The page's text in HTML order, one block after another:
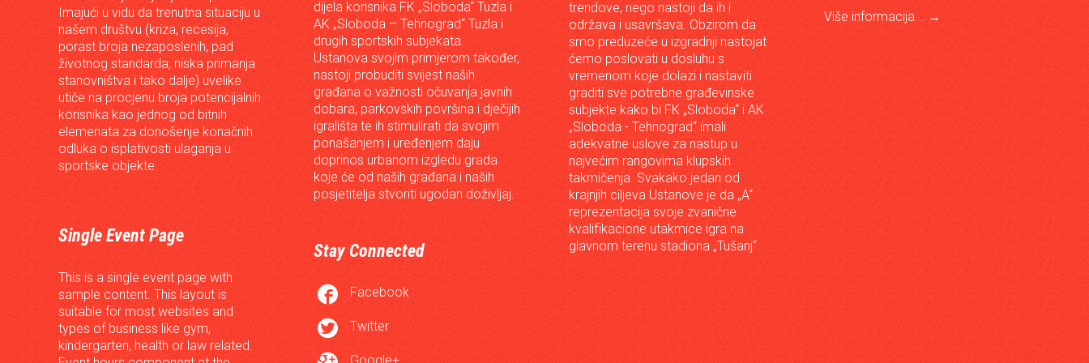
Imajući u vidu da trenutna situaciju u
našem društvu (kriza, recesija,
porast broja nezaposlenih, pad
životnog standarda, niska primanja
stanovništva i tako dalje) uvelike
utiče na procjenu broja potencijalnih
korisnika kao jednog od bitnih
elemenata za donošenje konačnih
odluka o isplativosti ulaganja u
sportske objekte.
Single Event Page
This is a single event page with
sample content. This layout is
suitable for most websites and
types of business like gym,
kindergarten, health or law related.
dijela korisnika FK „Sloboda“ Tuzla i
AK „Sloboda – Tehnograd“ Tuzla i
drugih sportskih subjekata.
Ustanova svojim primjerom također,
nastoji probuditi svijest naših
građana o važnosti očuvanja javnih
dobara, parkovskih površina i dječijih
igrališta te ih stimulirati da svojim
ponašanjem i uređenjem daju
doprinos urbanom izgledu grada
koje će od naših građana i naših
posjetitelja stvoriti ugodan doživljaj.
Stay Connected
 Facebook
 Twitter
trendove, nego nastoji da ih i
održava i usavršava. Obzirom da
smo preduzeće u izgradnji nastojat
ćemo poslovati u dosluhu s
vremenom koje dolazi i nastaviti
graditi sve potrebne građevinske
subjekte kako bi FK „Sloboda“ i AK
„Sloboda - Tehnograd“ imali
adekvatne uslove za nastup u
najvećim rangovima klupskih
takmičenja. Svakako jedan od
krajnjih ciljeva Ustanove je da „A“
reprezentacija svoje zvanične
kvalifikacione utakmice igra na
glavnom terenu stadiona „Tušanj“.
Više informacija... →